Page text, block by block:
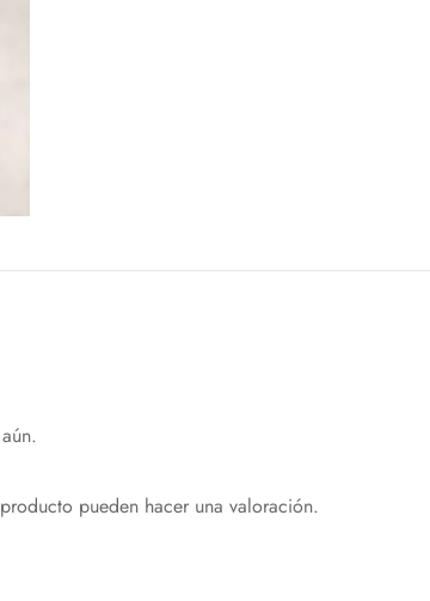
pueden hacer una valoración.